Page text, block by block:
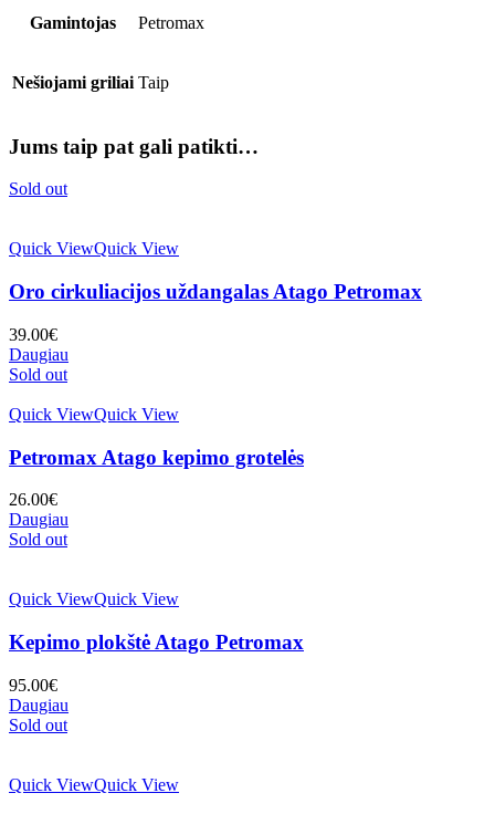
Gamintojas Petromax
Nešiojami griliai Taip
Jums taip pat gali patikti…
Sold out
Quick ViewQuick View
Oro cirkuliacijos uždangalas Atago Petromax
39.00€
Daugiau
Sold out
Quick ViewQuick View
Petromax Atago kepimo grotelės
26.00€
Daugiau
Sold out
Quick ViewQuick View
Kepimo plokštė Atago Petromax
95.00€
Daugiau
Sold out
Quick ViewQuick View